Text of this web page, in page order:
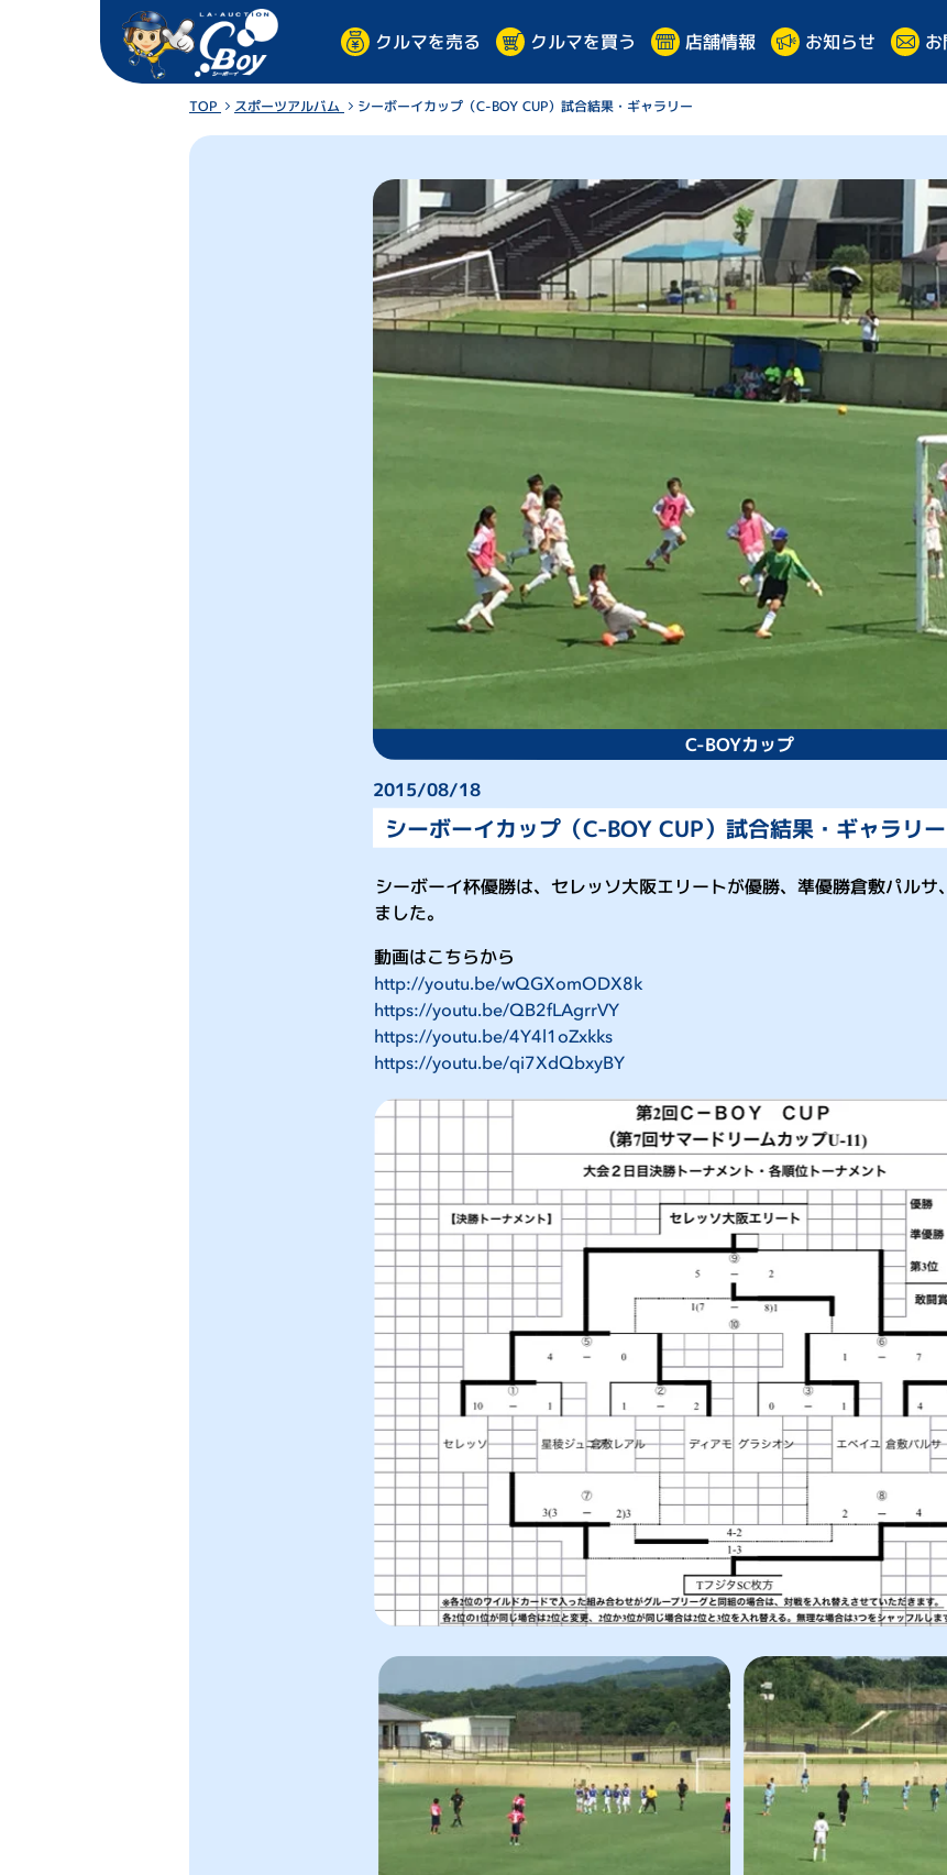
クルマを売る クルマを買う 店舗情報 お知らせ
TOP スポーツアルバム シーボーイカップ（C-BOY CUP）試合結果・ギャラリー
C-BOYカップ
2015/08/18
シーボーイカップ（C-BOY CUP）試合結果・ギャラリー
シーボーイ杯優勝は、セレッソ大阪エリートが優勝、準優勝倉敷パルサ
ました。
動画はこちらから
http://youtu.be/wQGXomODX8k
https://youtu.be/QB2fLAgrrVY
https://youtu.be/4Y4l1oZxkks
https://youtu.be/qi7XdQbxyBY